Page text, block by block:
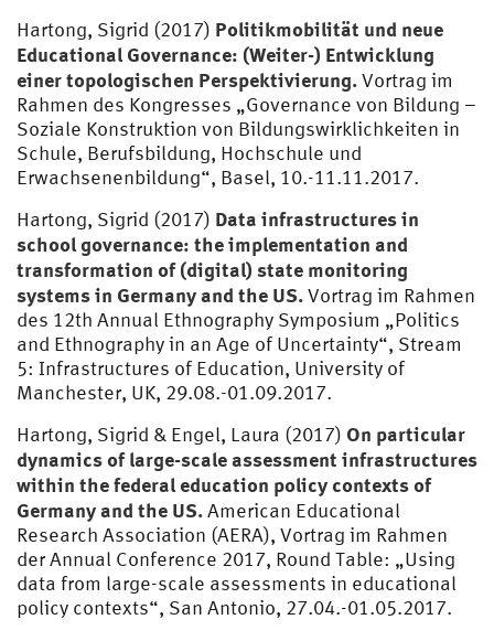
Hartong, Sigrid (2017) Politikmobilität und neue
Educational Governance: (Weiter-) Entwicklung
einer topologischen Perspektivierung.Vortrag im
Rahmen des Kongresses „Governance von Bildung –
Soziale Konstruktion von Bildungswirklichkeiten in
Schule, Berufsbildung, Hochschule und
Erwachsenenbildung“, Basel, 10.-11.11.2017.
Hartong, Sigrid (2017) Data infrastructures in
school governance: the implementation and
transformation of (digital) state monitoring
systems in Germany and the US.Vortrag im Rahmen
des 12th Annual Ethnography Symposium „Politics
and Ethnography in an Age of Uncertainty“, Stream
5: Infrastructures of Education, University of
Manchester, UK, 29.08.-01.09.2017.
Hartong, Sigrid & Engel, Laura (2017) On particular
dynamics of large-scale assessment infrastructures
within the federal education policy contexts of
Germany and the US.American Educational
Research Association (AERA), Vortrag im Rahmen
der Annual Conference 2017, Round Table: „Using
data from large-scale assessments in educational
policy contexts“, San Antonio, 27.04.-01.05.2017.